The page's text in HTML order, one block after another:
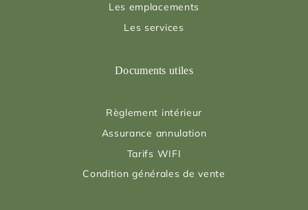
Les emplacements
Les services
Documents utiles
Règlement intérieur
Assurance annulation
Tarifs WIFI
Condition générales de vente